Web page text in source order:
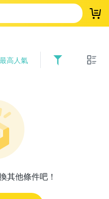
登
最高人氣
其他條件吧！